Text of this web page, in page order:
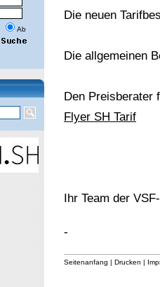
Ab
Die neuen
Die allgemeinen
Den Preisberater
Flyer SH Tarif
Ihr Team der
-
Seitenanfang | Drucken |